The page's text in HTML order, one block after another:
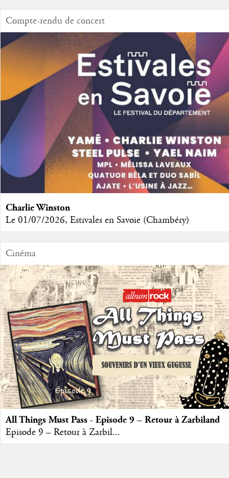
Compte-rendu de concert
Charlie Winston
Le 01/07/2026, Estivales en Savoie (Chambéry)
Cinéma
All Things Must Pass - Episode 9 – Retour à Zarbiland
Episode 9 – Retour à Zarbil...